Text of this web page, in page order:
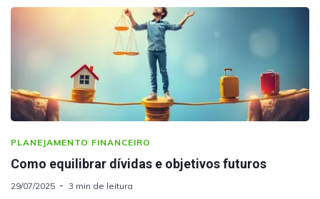
PLANEJAMENTO FINANCEIRO
Como equilibrar dívidas e objetivos futuros
29/07/2025 3 min de leitura